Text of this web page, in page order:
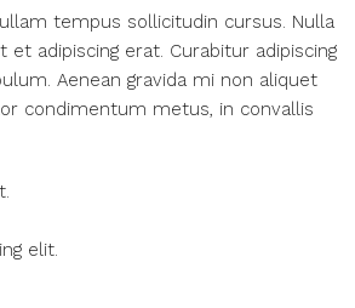
tempus sollicitudin cursus. Nulla
adipiscing erat. Curabitur adipiscing
Aenean gravida mi non aliquet
condimentum metus, in convallis
elit.